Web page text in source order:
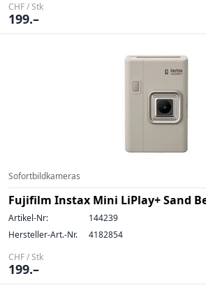
CHF / Stk
199.–
Sofortbildkameras
Fujifilm Instax Mini LiPlay+ Sand
Artikel-Nr:
144239
Hersteller-Art.-Nr.
4182854
CHF / Stk
199.–